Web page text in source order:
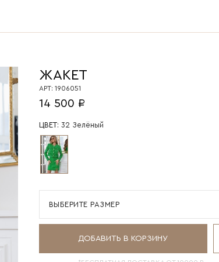
ЖАКЕТ
АРТ: 1906051
14 500 ₽
ЦВЕТ: 32 Зелёный
ВЫБЕРИТЕ РАЗМЕР
ДОБАВИТЬ В КОРЗИНУ